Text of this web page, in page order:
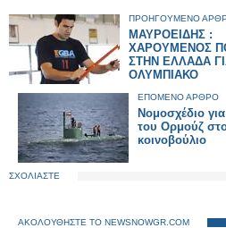
ΠΡΟΗΓΟΥΜΕΝΟ
ΜΑΥΡΟΕΙΔΗΣ :
ΧΑΡΟΥΜΕΝΟΣ
ΣΤΗΝ ΕΛΛΑΔΑ
ΟΛΥΜΠΙΑΚΟ
ΕΠΟΜΕΝΟ ΑΡΘΡΟ
Νομοσχέδιο
του Ορμούζ
κοινοβούλιο
ΣΧΟΛΙΑΣΤΕ
ΑΚΟΛΟΥΘΗΣΤΕ ΤΟ NEWSNOWGR.COM